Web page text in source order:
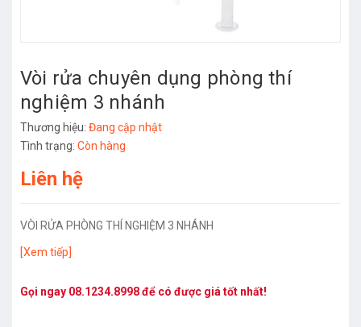
Vòi rửa chuyên dụng phòng thí
nghiệm 3 nhánh
Thương hiệu: Đang cập nhật
Tình trạng: Còn hàng
Liên hệ
VÒI RỬA PHÒNG THÍ NGHIỆM 3 NHÁNH
[Xem tiếp]
Gọi ngay 08.1234.8998để có được giá tốt nhất!